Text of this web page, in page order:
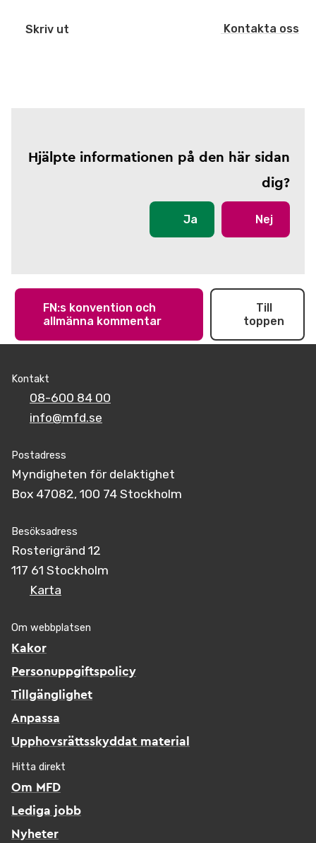
Skriv ut Kontakta oss
Hjälpte informationen på den här sidan
dig?
Ja Nej
FN:s konvention och
allmänna kommentar
Till
toppen
Kontakt
08-600 84 00
info@mfd.se
Postadress
Myndigheten för delaktighet
Box 47082, 100 74 Stockholm
Besöksadress
Rosterigränd 12
117 61 Stockholm
Karta
Om webbplatsen
Kakor
Personuppgiftspolicy
Tillgänglighet
Anpassa
Upphovsrättsskyddat material
Hitta direkt
Om MFD
Lediga jobb
Nyheter